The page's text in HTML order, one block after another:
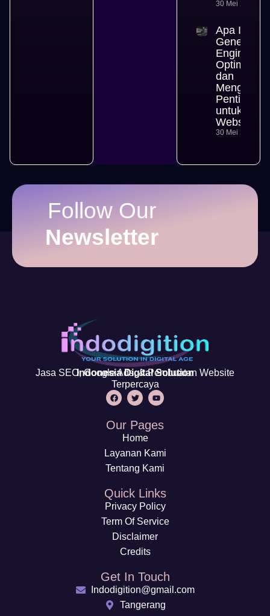
30 Mei 2026
Apa Itu
Generative
Engine
dan
Mengapa
Penting
untuk
Website
30 Mei 2026
Follow Our
Newsletter
Indonesia Digital Solution
Jasa SEO, Google Ads, & Pembuatan Website
Terpercaya
Our Pages
Home
Layanan Kami
Tentang Kami
Quick Links
Privacy Policy
Term Of Service
Disclaimer
Credits
Get In Touch
Indodigition@gmail.com
Tangerang